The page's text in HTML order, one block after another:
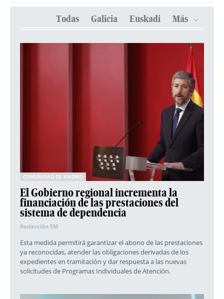
Todas Galicia Euskadi Más
COMUNIDAD DE MADRID
El Gobierno regional incrementa la
financiación de las prestaciones del
sistema de dependencia
Redacción EM
Esta medida permitirá garantizar el abono de las prestaciones
ya reconocidas, atender las obligaciones derivadas de los
expedientes en tramitación y dar respuesta a las nuevas
solicitudes de Programas Individuales de Atención.